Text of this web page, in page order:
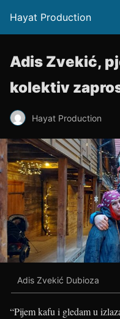
Hayat Production
Adis Zvekić,
kolektiv
Hayat Production
Adis Zvekić Dubioza
“Pijem kafu i gledam u